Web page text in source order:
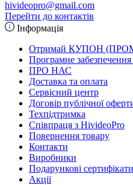
hivideopro@gmail.com
Перейти до контактів
Інформація
Отримай КУПОН
Програмне
ПРО НАС
Доставка та оплата
Сервісний центр
Договір публічної
Техпідтримка
Співпраця з HivideoPro
Повернення товару
Контакти
Виробники
Подарункові сертифікати
Акції